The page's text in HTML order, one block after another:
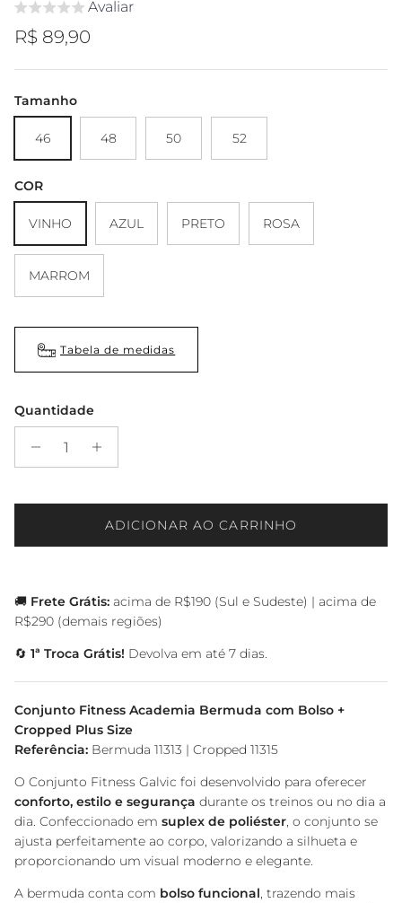
Avaliar
Preço regular
R$ 89,90
Tamanho
46 48 50 52
COR
VINHO AZUL PRETO ROSA
MARROM
Tabela de medidas
Quantidade
ADICIONAR AO CARRINHO
🚚 Frete Grátis: acima de R$190 (Sul e Sudeste) | acima de
R$290 (demais regiões)
🔄 1ª Troca Grátis! Devolva em até 7 dias.
Conjunto Fitness Academia Bermuda com Bolso +
Cropped Plus Size
Referência: Bermuda 11313 | Cropped 11315
O Conjunto Fitness Galvic foi desenvolvido para oferecer
conforto, estilo e segurança durante os treinos ou no dia a
dia. Confeccionado em suplex de poliéster, o conjunto se
ajusta perfeitamente ao corpo, valorizando a silhueta e
proporcionando um visual moderno e elegante.
A bermuda conta com bolso funcional, trazendo mais